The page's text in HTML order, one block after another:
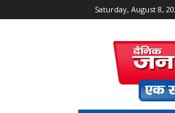
Saturday, August 8,